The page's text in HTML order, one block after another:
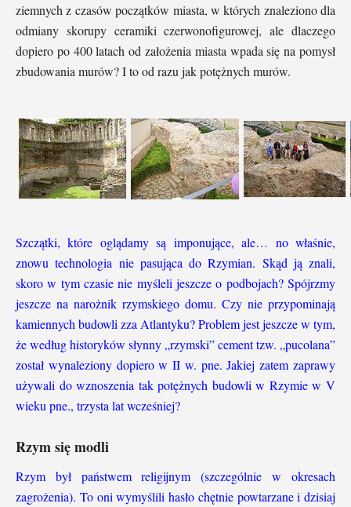
ziemnych z czasów początków miasta, w których znaleziono dla
odmiany skorupy ceramiki czerwonofigurowej, ale dlaczego
dopiero po 400 latach od założenia miasta wpada się na pomysł
zbudowania murów? I to od razu jak potężnych murów.
Szczątki, które oglądamy są imponujące, ale… no właśnie,
znowu technologia nie pasująca do Rzymian. Skąd ją znali,
skoro w tym czasie nie myśleli jeszcze o podbojach? Spójrzmy
jeszcze na narożnik rzymskiego domu. Czy nie przypominają
kamiennych budowli zza Atlantyku? Problem jest jeszcze w tym,
że według historyków słynny „rzymski” cement tzw. „pucolana”
został wynaleziony dopiero w II w. pne. Jakiej zatem zaprawy
używali do wznoszenia tak potężnych budowli w Rzymie w V
wieku pne., trzysta lat wcześniej?
Rzym się modli
Rzym był państwem religijnym (szczególnie w okresach
zagrożenia). To oni wymyślili hasło chętnie powtarzane i dzisiaj